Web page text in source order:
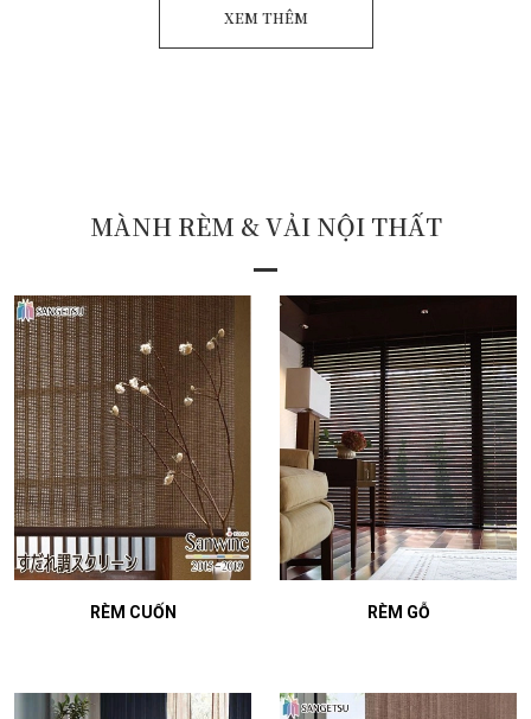
XEM THÊM
MÀNH RÈM & VẢI NỘI THẤT
RÈM CUỐN RÈM GỖ